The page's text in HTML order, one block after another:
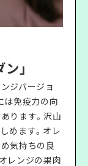
」
ジバージョ
は免疫力の向
ります。沢山
めます。オレ
気持ちの良
レンジの果肉